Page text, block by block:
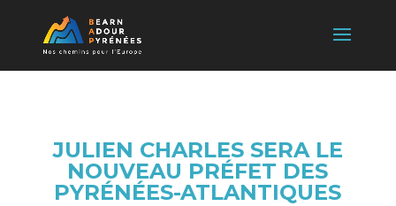
JULIEN CHARLES SERA LE
NOUVEAU PRÉFET DES
PYRÉNÉES-ATLANTIQUES